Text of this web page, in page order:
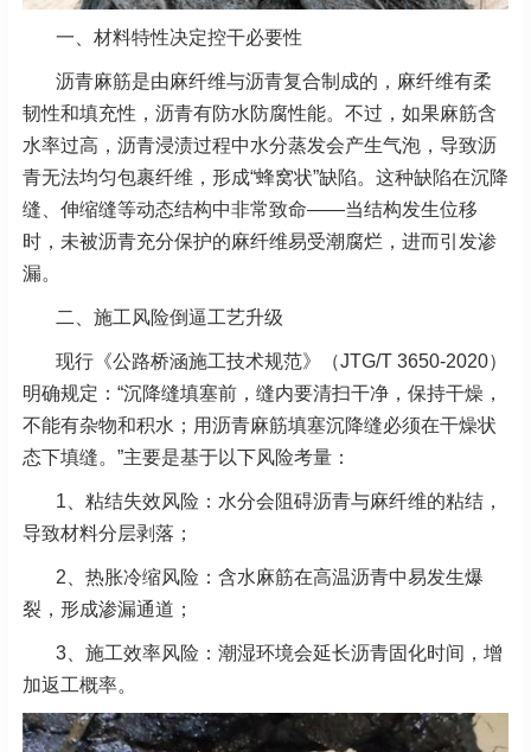
一、材料特性决定控干必要性
沥青麻筋是由麻纤维与沥青复合制成的，麻纤维有柔
韧性和填充性，沥青有防水防腐性能。不过，如果麻筋含
水率过高，沥青浸渍过程中水分蒸发会产生气泡，导致沥
青无法均匀包裹纤维，形成“蜂窝状”缺陷。这种缺陷在沉降
缝、伸缩缝等动态结构中非常致命——当结构发生位移
时，未被沥青充分保护的麻纤维易受潮腐烂，进而引发渗
漏。
二、施工风险倒逼工艺升级
现行《公路桥涵施工技术规范》（JTG/T 3650-2020）
明确规定：“沉降缝填塞前，缝内要清扫干净，保持干燥，
不能有杂物和积水；用沥青麻筋填塞沉降缝必须在干燥状
态下填缝。”主要是基于以下风险考量：
1、 粘结失效风险：水分会阻碍沥青与麻纤维的粘结，
导致材料分层剥落；
2、 热胀冷缩风险：含水麻筋在高温沥青中易发生爆
裂，形成渗漏通道；
3、施工效率风险：潮湿环境会延长沥青固化时间，增
加返工概率。